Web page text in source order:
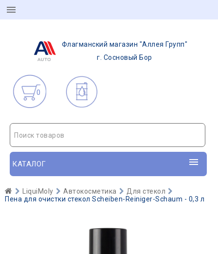
Флагманский магазин "Аллея Групп"
г. Сосновый Бор
0
Поиск товаров
КАТАЛОГ
LiquiMoly Автокосметика
Для стекол
Пена для очистки стекол Scheiben-Reiniger-Schaum - 0,3 л